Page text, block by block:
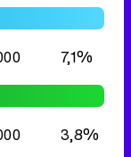
3,8%